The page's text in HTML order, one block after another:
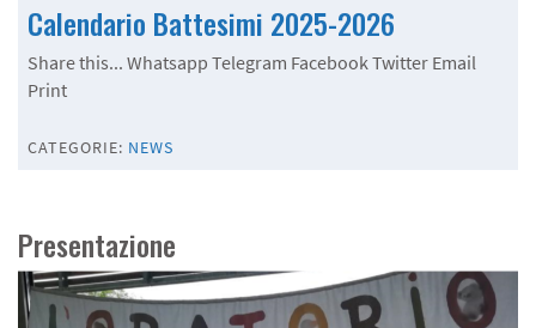
Calendario Battesimi 2025-2026
Share this... Whatsapp Telegram Facebook Twitter Email
Print
CATEGORIE: NEWS
Presentazione